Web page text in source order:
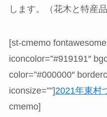
します。（花木と特産
[st-cmemo
iconcolor=”#919191″
color=”#000000″
iconsize=””]2021年東村
cmemo]